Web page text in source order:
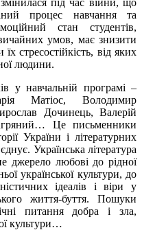
процес навчання та
стан студентів,
умов, має знизити
стресостійкість, від яких
людини.
у навчальній програмі –
Матіос, Володимир
Дочинець, Валерій
Це письменники
України і літературних
Українська література
джерело любові до рідної
української культури, до
ідеалів і віри у
життя-буття. Пошуки
питання добра і зла,
культури…